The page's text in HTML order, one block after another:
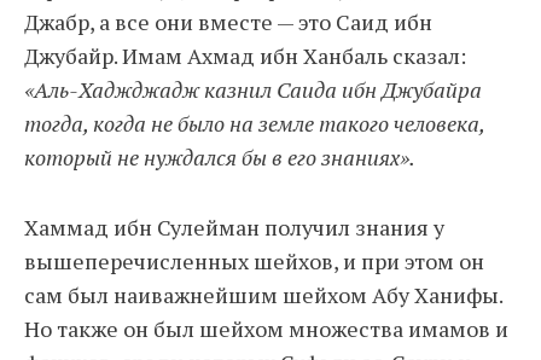
Джабр, а все они вместе — это Саид ибн
Джубайр. Имам Ахмад ибн Ханбаль сказал:
«Аль-Хаджджадж казнил Саида ибн Джубайра
тогда, когда не было на земле такого человека,
который не нуждался бы в его знаниях».
Хаммад ибн Сулейман получил знания у
вышеперечисленных шейхов, и при этом он
сам был наиважнейшим шейхом Абу Ханифы.
Но также он был шейхом множества имамов и